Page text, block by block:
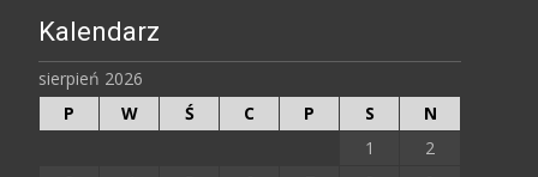
Kalendarz
sierpień 2026
P
W Ś C P S
N
1
2